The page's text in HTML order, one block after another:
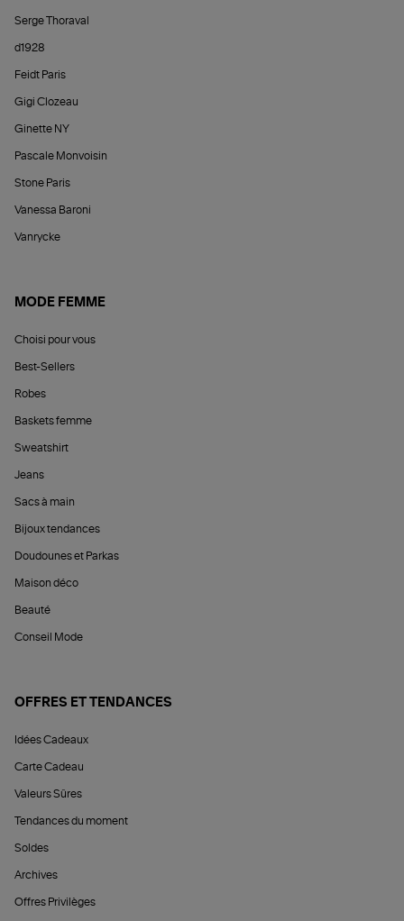
Serge Thoraval
d1928
Feidt Paris
Gigi Clozeau
Ginette NY
Pascale Monvoisin
Stone Paris
Vanessa Baroni
Vanrycke
MODE FEMME
Choisi pour vous
Best-Sellers
Robes
Baskets femme
Sweatshirt
Jeans
Sacs à main
Bijoux tendances
Doudounes et Parkas
Maison déco
Beauté
Conseil Mode
OFFRES ET TENDANCES
Idées Cadeaux
Carte Cadeau
Valeurs Sûres
Tendances du moment
Soldes
Archives
Offres Privilèges